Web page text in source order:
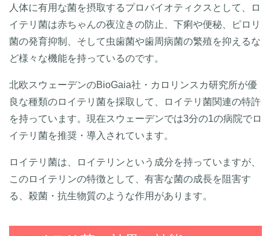
人体に有用な菌を摂取するプロバイオティクスとして、ロ
イテリ菌は赤ちゃんの夜泣きの防止、下痢や便秘、ピロリ
菌の発育抑制、そして虫歯菌や歯周病菌の繁殖を抑えるな
ど様々な機能を持っているのです。
北欧スウェーデンのBioGaia社・カロリンスカ研究所が優
良な種類のロイテリ菌を採取して、ロイテリ菌関連の特許
を持っています。現在スウェーデンでは3分の1の病院でロ
イテリ菌を推奨・導入されています。
ロイテリ菌は、ロイテリンという成分を持っていますが、
このロイテリンの特徴として、有害な菌の成長を阻害す
る、殺菌・抗生物質のような作用があります。